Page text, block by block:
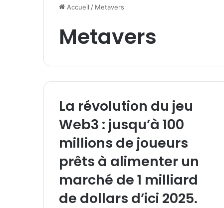
Accueil / Metavers
Metavers
La révolution du jeu
Web3 : jusqu’à 100
millions de joueurs
prêts à alimenter un
marché de 1 milliard
de dollars d’ici 2025.